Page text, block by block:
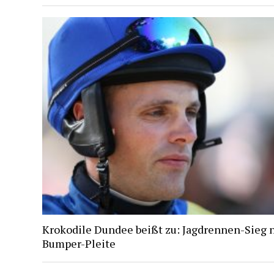
Krokodile Dundee beißt zu: Jagdrennen-Sieg
Bumper-Pleite